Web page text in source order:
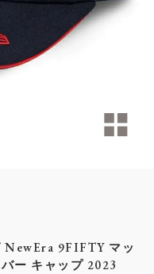
NewEra 9FIFTY マッ
ー キャップ 2023